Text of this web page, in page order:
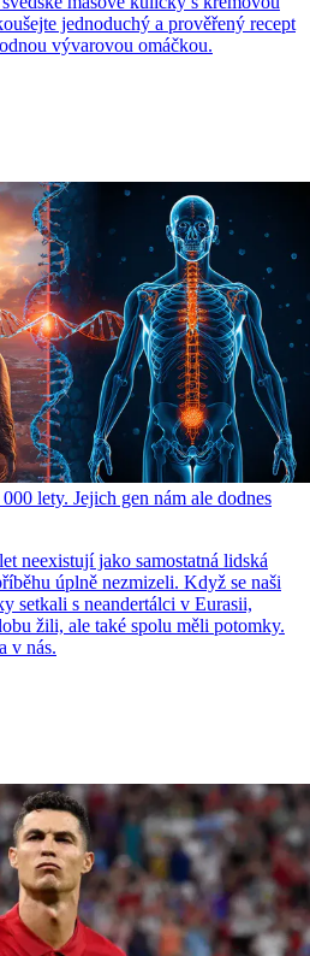
jednoduchý a prověřený recept
vývarovou omáčkou.
lety. Jejich gen nám ale dodnes
neexistují jako samostatná lidská
úplně nezmizeli. Když se naši
setkali s neandertálci v Eurasii,
žili, ale také spolu měli potomky.
v nás.